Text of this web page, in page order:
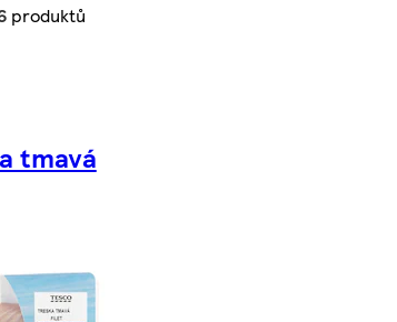
produktů
tmavá